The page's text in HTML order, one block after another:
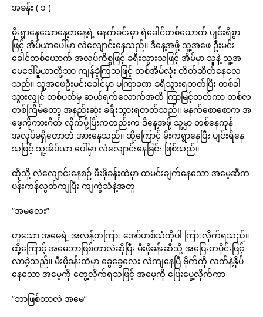
အခန်း ( ၁ )
မိုးရွာနေသောနေ့တနေ့ရဲ့ မနက်ခင်းမှာ ရဲခေါင်တစ်ယောက် ပျင်းရိစွာ
ဖြင့် အိပ်ယာပေါ်မှာ လဲလျောင်းနေသည်။ ဒီနေ့အဖို့ သူ့အဖေ ဦးမင်း
ခေါင်တစ်ယောက် အလုပ်ကိစ္စဖြင့် ခရီးသွားသဖြင့် အိမ်မှာ သူနဲ့ သူ့အ
မေဒေါ်မူယာတို့သာ ကျန်ခဲ့ကြသဖြင့် တစ်အိမ်လုံး တိတ်ဆိတ်နေလေ
သည်။ သူ့အဖေဦးမင်းခေါင်မှာ မကြာခဏ ခရီသွားရတတ်ပြီး တစ်ခါ
သွားလျှင် တစ်ပတ်မှ ဆယ်ရက်လောက်အထိ ကြာမြင့်တတ်ကာ တစ်လ
တစ်ကြိမ်တော့ အနည်းဆုံး ခရီးသွားရတတ်သည်။ မနက်စောစောက အ
ဖေ့ကိုကားဂိတ် လိုက်ပို့ပြီးကတည်းက ဒီနေ့အဖို့ သူ့မှာ တစ်နေကုန်
အလုပ်မရှိတော့ဘဲ အားနေသည်။ ထို့ကြောင့် မိုးကရွာနေပြီး ပျင်းရိနေ
သဖြင့် သူ့အိပ်ယာ ပေါ်မှာ လဲလျောင်းနေခြင်း ဖြစ်သည်။
ထိုသို့ လဲလျောင်းနေစဉ် မီးဖိုခန်းထဲမှာ ထမင်းချက်နေသော အမေ့ဆီက
ပန်းကန်လွတ်ကျပြီး ကျကွဲသံနဲ့အတူ
“အမလေး”
ဟူသော အမေ့ရဲ့ အလန့်တကြား အော်ဟစ်သံကိုပါ ကြားလိုက်ရသည်။
ထို့ကြောင့် အမေဘာဖြစ်တာလဲဆိုပြီး မီးဖိုခန်းဆီသို့ အပြေးတပိုင်းဖြင့်
လာခဲ့သည်။ မီးဖိုခန်းထဲမှာ ခွေခွေလေး လဲကျနေပြီ ဗိုက်ကို လက်နဲ့နှိပ်
နေသော အမေ့ကို တွေ့လိုက်ရသဖြင့် အမေ့ကို ပြေးပွေ့လိုက်ကာ
“ဘာဖြစ်တာလဲ အမေ”